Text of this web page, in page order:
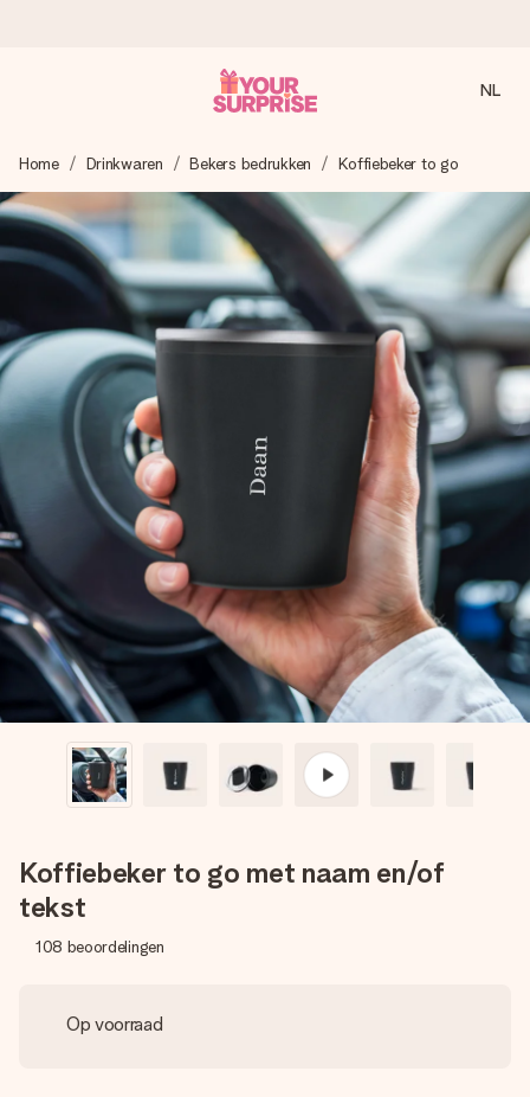
We maken jouw cadeau met zorg en zorgen dat het
razendsnel onderweg is - zodat jij kunt geven op precies
het juiste moment, wanneer het het meeste betekent.
4,8 (gebaseerd op +8.000 reviews)
Onze cadeaus worden gewaardeerd. Klanten beoordelen
ons met een 4,7 op Google Reviews
Gratis wenskaartje
Je maakt in een paar stappen iets unieks – met haar naam,
jullie foto of een boodschap die raakt. Zonder gedoe, maar
met alle aandacht voor het moment.
NL
Home Drinkwaren Bekers bedrukken Koffiebeker to go
Koffiebeker to go met naam en/of
tekst
108 beoordelingen
Op voorraad